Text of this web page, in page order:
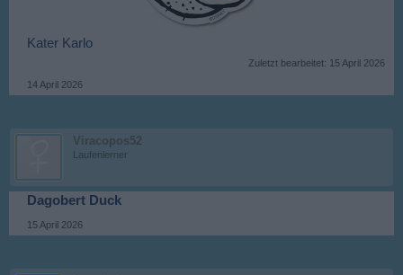
Kater Karlo
Zuletzt bearbeitet: 15 April 2026
14 April 2026
Viracopos52
Laufenlerner
Dagobert Duck
15 April 2026